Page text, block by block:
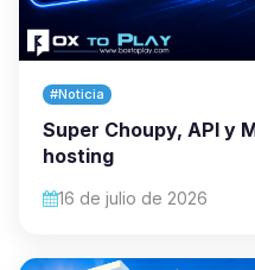
#Noticia
Super Choupy, API y
hosting
16 de julio de 2026